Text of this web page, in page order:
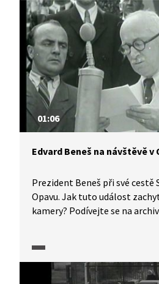
01:06
Edvard Beneš na návštěvě v
Prezident Beneš při své cestě
Opavu. Jak tuto událost
kamery? Podívejte se na